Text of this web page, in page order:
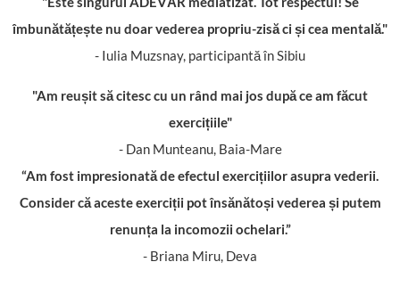
îmbunătățește nu doar vederea propriu-zisă ci și cea mentală."
- Iulia Muzsnay, participantă în Sibiu
"Am reușit să citesc cu un rând mai jos după ce am făcut
exercițiile"
- Dan Munteanu, Baia-Mare
“Am fost impresionată de efectul exercițiilor asupra vederii.
Consider că aceste exerciții pot însănătoși vederea și putem
renunța la incomozii ochelari.”
- Briana Miru, Deva